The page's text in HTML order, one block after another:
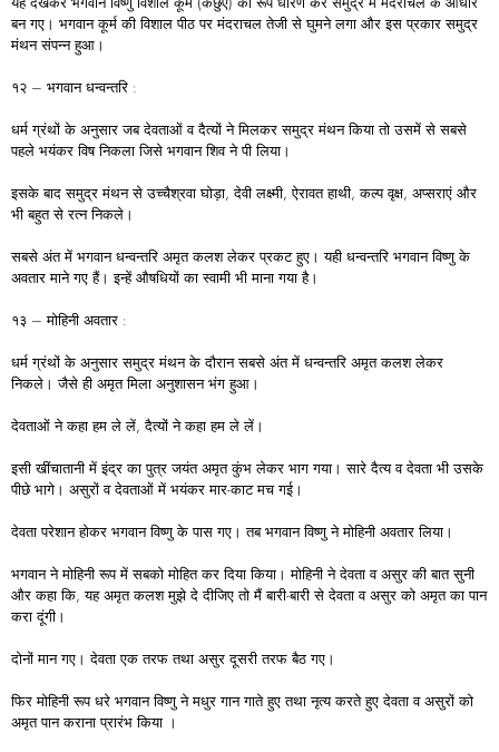
बन गए। भगवान कूर्म की विशाल पीठ पर मंदराचल तेजी से घुमने लगा और इस प्रकार समुद्र
मंथन संपन्न हुआ।
१२ – भगवान धन्वन्तरि :
धर्म ग्रंथों के अनुसार जब देवताओं व दैत्यों ने मिलकर समुद्र मंथन किया तो उसमें से सबसे
पहले भयंकर विष निकला जिसे भगवान शिव ने पी लिया।
इसके बाद समुद्र मंथन से उच्चैश्रवा घोड़ा, देवी लक्ष्मी, ऐरावत हाथी, कल्प वृक्ष, अप्सराएं और
भी बहुत से रत्न निकले।
सबसे अंत में भगवान धन्वन्तरि अमृत कलश लेकर प्रकट हुए। यही धन्वन्तरि भगवान विष्णु के
अवतार माने गए हैं। इन्हें औषधियों का स्वामी भी माना गया है।
१३ – मोहिनी अवतार :
धर्म ग्रंथों के अनुसार समुद्र मंथन के दौरान सबसे अंत में धन्वन्तरि अमृत कलश लेकर
निकले। जैसे ही अमृत मिला अनुशासन भंग हुआ।
देवताओं ने कहा हम ले लें, दैत्यों ने कहा हम ले लें।
इसी खींचातानी में इंद्र का पुत्र जयंत अमृत कुंभ लेकर भाग गया। सारे दैत्य व देवता भी उसके
पीछे भागे। असुरों व देवताओं में भयंकर मार-काट मच गई।
देवता परेशान होकर भगवान विष्णु के पास गए। तब भगवान विष्णु ने मोहिनी अवतार लिया।
भगवान ने मोहिनी रूप में सबको मोहित कर दिया किया। मोहिनी ने देवता व असुर की बात सुनी
और कहा कि, यह अमृत कलश मुझे दे दीजिए तो मैं बारी-बारी से देवता व असुर को अमृत का पान
करा दूंगी।
दोनों मान गए। देवता एक तरफ तथा असुर दूसरी तरफ बैठ गए।
फिर मोहिनी रूप धरे भगवान विष्णु ने मधुर गान गाते हुए तथा नृत्य करते हुए देवता व असुरों को
अमृत पान कराना प्रारंभ किया ।